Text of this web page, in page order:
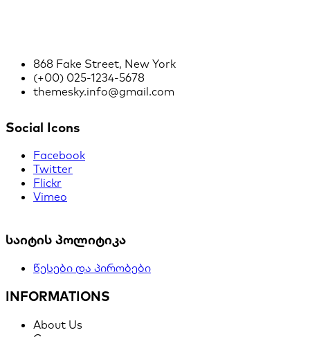
868 Fake Street, New York
(+00) 025-1234-5678
themesky.info@gmail.com
Social Icons
Facebook
Twitter
Flickr
Vimeo
საიტის პოლიტიკა
წესები და პირობები
INFORMATIONS
About Us